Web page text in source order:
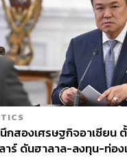
อาจโตเพียง 2.8% ใน
ความขัดแย้งคลี่คลายในร
าดว่าเศรษฐกิจโลกจะชะ
ในปี 2026 ก่อนฟื้นกลับ
กสองเศรษฐกิจอาเซียน ตั้
ร์ ดันฮาลาล-ลงทุน-ท่อง